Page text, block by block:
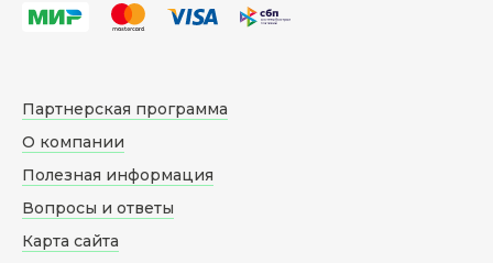
Партнерская программа
О компании
Полезная информация
Вопросы и ответы
Карта сайта